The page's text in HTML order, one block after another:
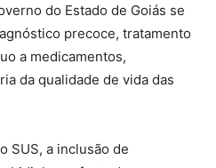
do Estado de Goiás se
precoce, tratamento
a medicamentos,
da qualidade de vida das
SUS, a inclusão de